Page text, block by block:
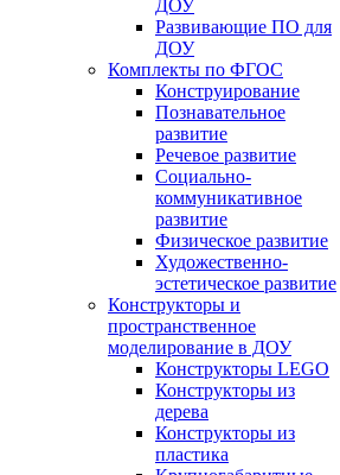
ДОУ
Развивающие ПО для
ДОУ
Комплекты по ФГОС
Конструирование
Познавательное
развитие
Речевое развитие
Социально-
коммуникативное
развитие
Физическое развитие
Художественно-
эстетическое развитие
Конструкторы и
пространственное
моделирование в ДОУ
Конструкторы LEGO
Конструкторы из
дерева
Конструкторы из
пластика